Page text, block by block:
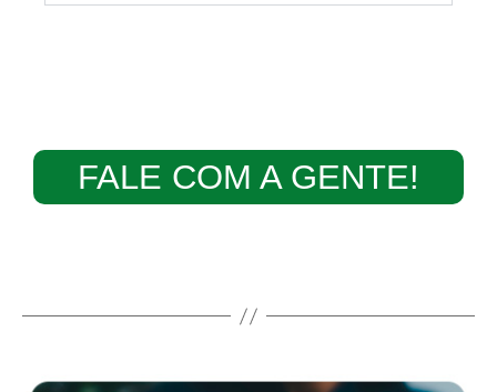
FALE COM A GENTE!